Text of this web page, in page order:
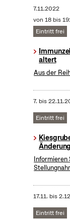
7.11.2022
von 18 bis
Eintritt frei
altert
Aus der
7. bis
Eintritt frei
Änderung
Informieren
17.11. bis
Eintritt frei